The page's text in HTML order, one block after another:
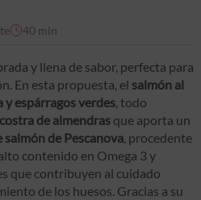
40 min
y llena de sabor, perfecta para
En esta propuesta, el salmón al
y espárragos verdes, todo
de almendras que aporta un
salmón de Pescanova, procedente
contenido en Omega 3 y
que contribuyen al cuidado
de los huesos. Gracias a su